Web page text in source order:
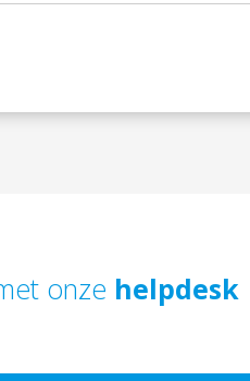
onze helpdesk